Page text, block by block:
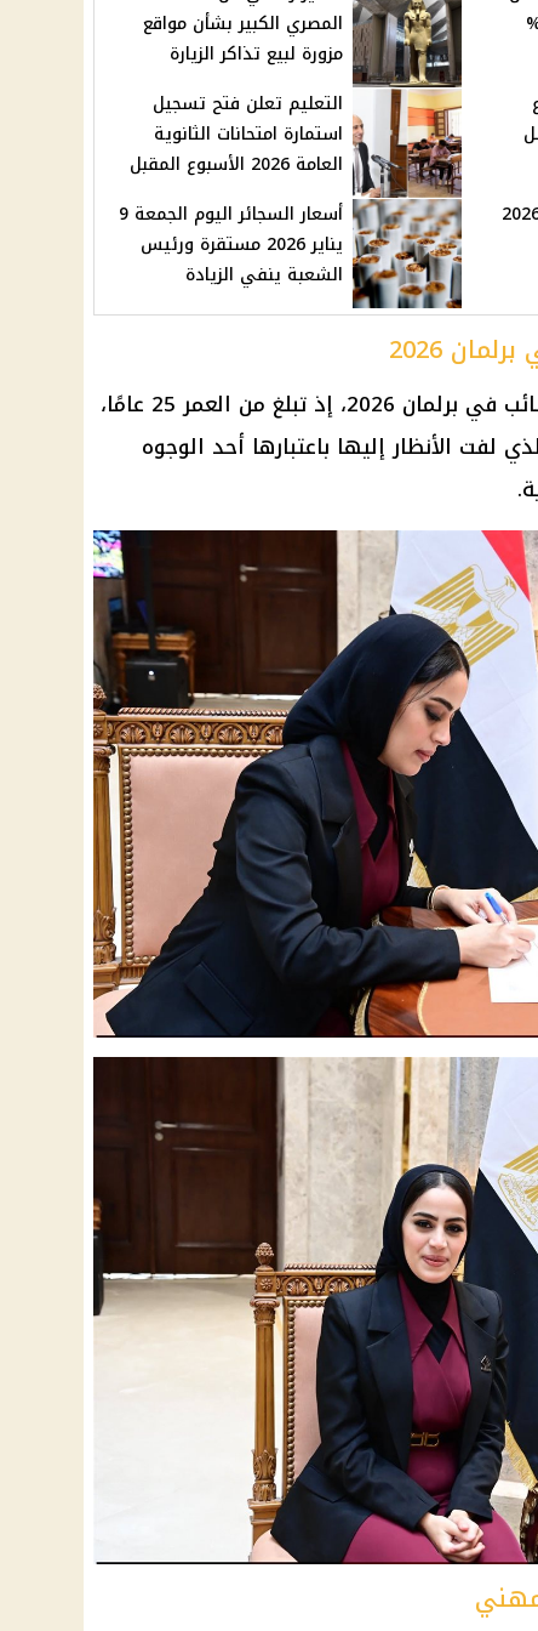
حتى 70%
المصري الكبير بشأن مواقع
مزورة لبيع تذاكر الزيارة
التعليم تعلن فتح تسجيل
استمارة امتحانات الثانوية
العامة 2026 الأسبوع المقبل
شهر رمضان 2026
أسعار السجائر اليوم الجمعة 9
يناير 2026 مستقرة ورئيس
الشعبة ينفي الزيادة
2026
في برلمان
2026، إذ تبلغ من العمر 25 عامًا،
عام 2000، الأمر الذي لفت الأنظار إليها باعتبارها أحد الوجوه
.